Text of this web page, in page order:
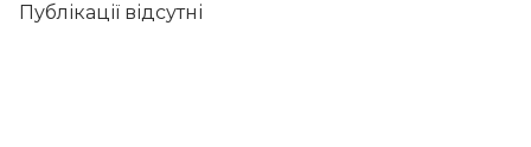
Публікації відсутні